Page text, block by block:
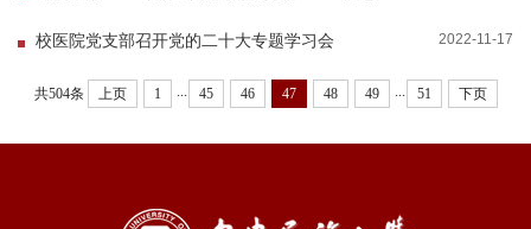
校医院党支部召开党的二十大专题学习会 2022-11-17
共504条 上页 1 ... 45 46 47 48 49 ... 51 下页